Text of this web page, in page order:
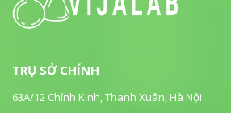
TRỤ SỞ CHÍNH
63A/12 Chính Kinh, Thanh Xuân, Hà Nội